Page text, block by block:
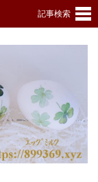
記事検索